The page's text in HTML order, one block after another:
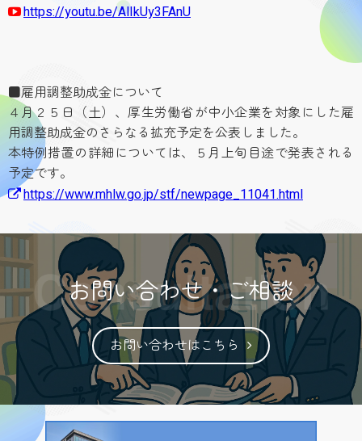
https://youtu.be/AlIkUy3FAnU
■雇用調整助成金について
４月２５日（土）、厚生労働省が中小企業を対象にした雇
用調整助成金のさらなる拡充予定を公表しました。
本特例措置の詳細については、５月上旬目途で発表される
予定です。
https://www.mhlw.go.jp/stf/newpage_11041.html
お問い合わせ・ご相談
お問い合わせはこちら